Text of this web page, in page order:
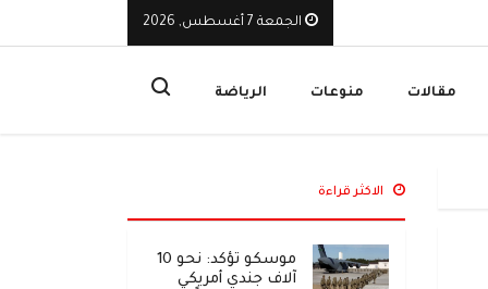
تراخيص ثلاث منشآت صرافة ويأمر بإغلاق مقراتها
الجمعة 7 أغسطس, 2026
مقالات منوعات الرياضة
الاكثر قراءة
موسكو تؤكد: نحو 10
آلاف جندي أمريكي